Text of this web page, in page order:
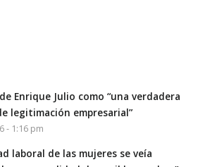
Enrique Julio como “una verdadera
legitimación empresarial”
- 1:16 pm
laboral de las mujeres se veía